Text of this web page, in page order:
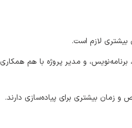
بیشتری لازم است.
و مدیر پروژه با هم همکاری
و زمان بیشتری برای پیاده‌سازی دارند.